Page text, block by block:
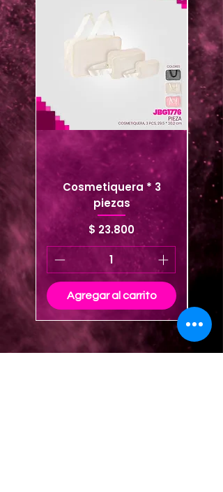
Cosmetiquera * 3
piezas
Precio
$ 23.800
Agregar al carrito